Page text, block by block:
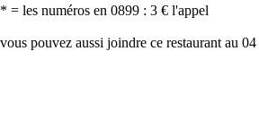
* = les numéros en 0899 : 3 € l'appel
vous pouvez aussi joindre ce restaurant au